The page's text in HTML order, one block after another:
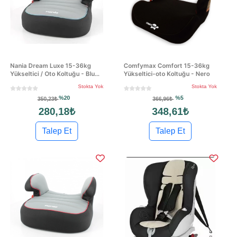
Nania Dream Luxe 15-36kg
Yükseltici / Oto Koltuğu - Blu...
Stokta Yok
350,23₺%20
280,18₺
Talep Et
Comfymax Comfort 15-36kg
Yükseltici-oto Koltuğu - Nero
Stokta Yok
366,96₺ %5
348,61₺
Talep Et